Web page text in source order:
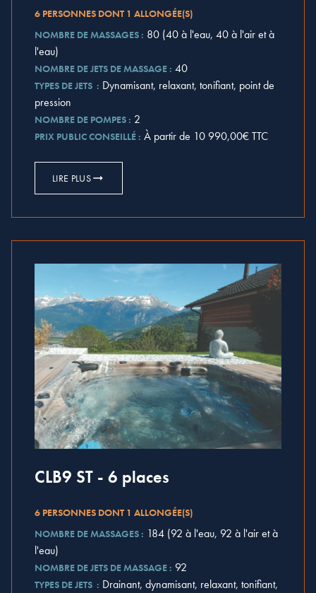
6 PERSONNES DONT 1 ALLONGÉE(S)
NOMBRE DE MASSAGES : 80 (40 à l'eau, 40 à l'air et à
l'eau)
NOMBRE DE JETS DE MASSAGE : 40
TYPES DE JETS : Dynamisant, relaxant, tonifiant, point de
pression
NOMBRE DE POMPES : 2
PRIX PUBLIC CONSEILLÉ : À partir de 10 990,00€ TTC
LIRE PLUS
CLB9 ST - 6 places
6 PERSONNES DONT 1 ALLONGÉE(S)
NOMBRE DE MASSAGES : 184 (92 à l'eau, 92 à l'air et à
l'eau)
NOMBRE DE JETS DE MASSAGE : 92
TYPES DE JETS : Drainant, dynamisant, relaxant, tonifiant,